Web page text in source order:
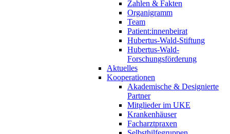
Zahlen & Fakten
Organigramm
Team
Patient:innenbeirat
Hubertus-Wald-Stiftung
Hubertus-Wald-
Forschungsförderung
Aktuelles
Kooperationen
Akademische & Designierte
Partner
Mitglieder im UKE
Krankenhäuser
Facharztpraxen